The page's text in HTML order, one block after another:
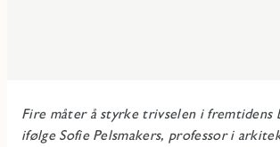
Fire måter å styrke trivselen i fremtidens
ifølge Sofie Pelsmakers, professor i